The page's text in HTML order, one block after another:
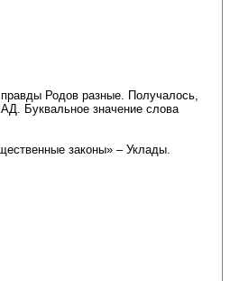
Родов разные. Получалось,
Буквальное значение слова
законы» – Уклады.